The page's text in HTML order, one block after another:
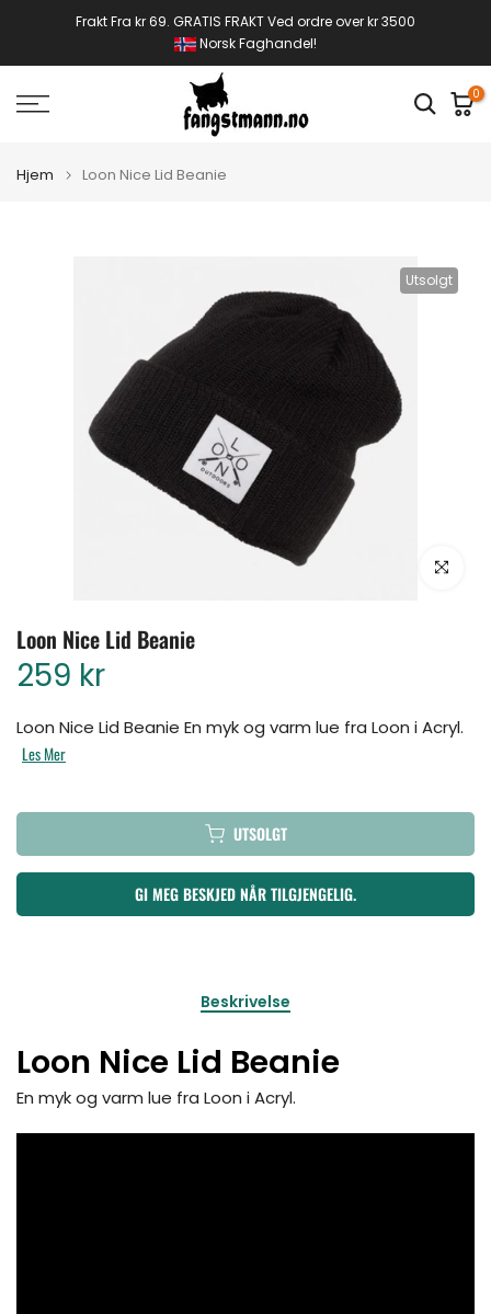
Frakt Fra kr 69. GRATIS FRAKT Ved ordre over kr 3500
Norsk Faghandel!
0
Hjem Loon Nice Lid Beanie
Utsolgt
Klikk for å
Loon Nice Lid Beanie
259 kr
Loon Nice Lid Beanie En myk og varm lue fra Loon i Acryl.
Les Mer
UTSOLGT
GI MEG BESKJED NÅR TILGJENGELIG.
Beskrivelse
Loon Nice Lid Beanie
En myk og varm lue fra Loon i Acryl.